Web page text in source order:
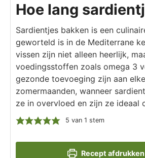
Hoe lang
Sardientjes bakken is een
geworteld is in de Mediterrane
vissen zijn niet alleen heerlijk,
voedingsstoffen zoals omega 3
gezonde toevoeging zijn aan
zomermaanden, wanneer
ze in overvloed en zijn ze ideaal
5 van 1 stem
Recept afdrukken